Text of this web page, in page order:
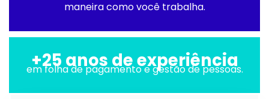
maneira como você trabalha.
+25 anos de experiência
em folha de pagamento e gestão de pessoas.